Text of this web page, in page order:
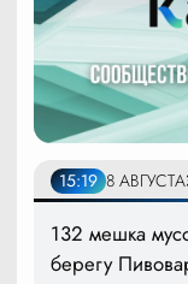
15:19 8 АВГУСТА
132 мешка
берегу